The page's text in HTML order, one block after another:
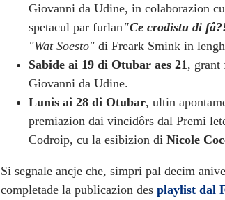
Giovanni da Udine, in colaborazion
spetacul par furlan "Ce crodistu di
"Wat Soesto" di Freark Smink in
Sabide ai 19 di Otubar aes 21 ,
Giovanni da Udine.
Lunis ai 28 di Otubar, ultin
premiazion dai vincidôrs dal Premi
Codroip, cu la esibizion diNicole
Si segnale ancje che, simpri pal decim
completade la publicazion desplaylist dal